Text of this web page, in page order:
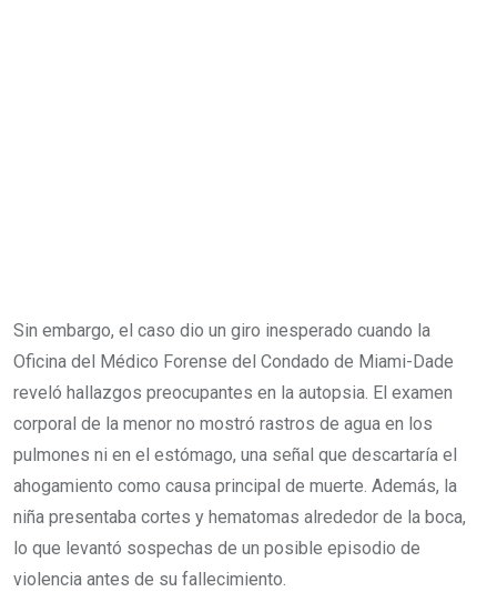
Sin embargo, el caso dio un giro inesperado cuando la
Oficina del Médico Forense del Condado de Miami-Dade
reveló hallazgos preocupantes en la autopsia. El examen
corporal de la menor no mostró rastros de agua en los
pulmones ni en el estómago, una señal que descartaría el
ahogamiento como causa principal de muerte. Además, la
niña presentaba cortes y hematomas alrededor de la boca,
lo que levantó sospechas de un posible episodio de
violencia antes de su fallecimiento.